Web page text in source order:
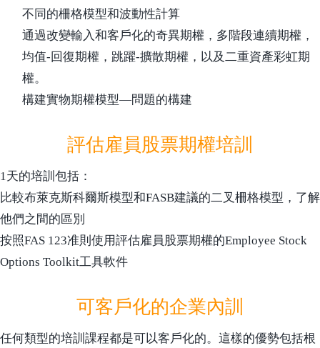
不同的柵格模型和波動性計算
通過改變輸入和客戶化的奇異期權，多階段連續期權，
均值-回復期權，跳躍-擴散期權，以及二重資產彩虹期
權。
構建實物期權模型—問題的構建
評估雇員股票期權培訓
1天的培訓包括：
比較布萊克斯科爾斯模型和FASB建議的二叉柵格模型，了解
他們之間的區別
按照FAS 123准則使用評估雇員股票期權的Employee Stock
Options Toolkit工具軟件
可客戶化的企業內訓
任何類型的培訓課程都是可以客戶化的。這樣的優勢包括根